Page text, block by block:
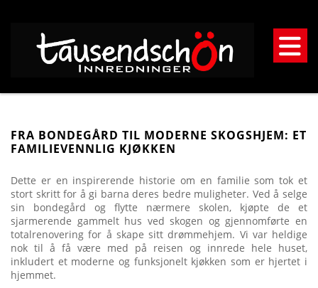
FRA BONDEGÅRD TIL MODERNE SKOGSHJEM: ET
FAMILIEVENNLIG KJØKKEN
Dette er en inspirerende historie om en familie som tok et
stort skritt for å gi barna deres bedre muligheter. Ved å selge
sin bondegård og flytte nærmere skolen, kjøpte de et
sjarmerende gammelt hus ved skogen og gjennomførte en
totalrenovering for å skape sitt drømmehjem. Vi var heldige
nok til å få være med på reisen og innrede hele huset,
inkludert et moderne og funksjonelt kjøkken som er hjertet i
hjemmet.